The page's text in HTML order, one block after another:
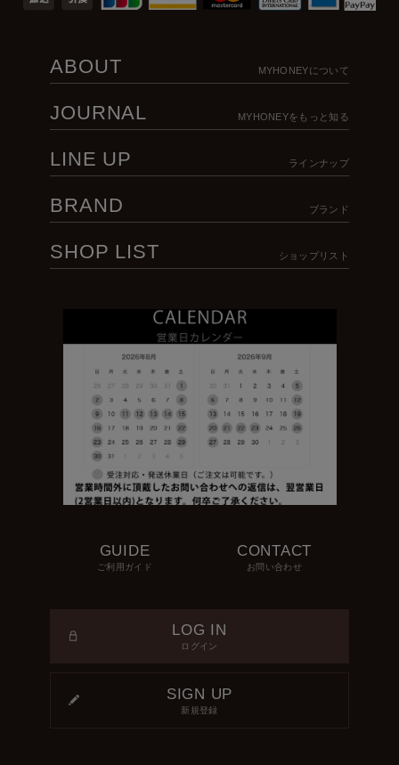
ABOUT MYHONEYについて
JOURNAL MYHONEYをもっと知る
LINE UP ラインナップ
BRAND ブランド
SHOP LIST ショップリスト
GUIDE
ご利用ガイド
CONTACT
お問い合わせ
LOG IN
ログイン
SIGN UP
新規登録